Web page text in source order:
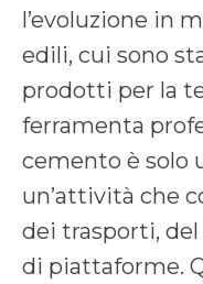
l’evoluzione in
edili, cui sono
prodotti per la
ferramenta
cemento è solo
un’attività che
dei trasporti,
di piattaforme.